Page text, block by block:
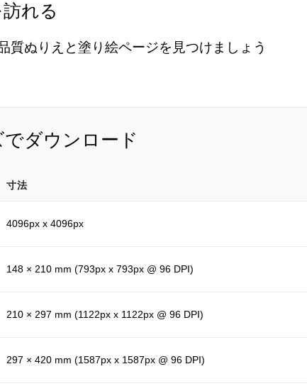
れる
質ぬりえと塗り絵ページを見つけましょう
ダウンロード
寸法
4096px x 4096px
148 × 210 mm (793px x 793px @ 96 DPI)
210 × 297 mm (1122px x 1122px @ 96 DPI)
297 × 420 mm (1587px x 1587px @ 96 DPI)